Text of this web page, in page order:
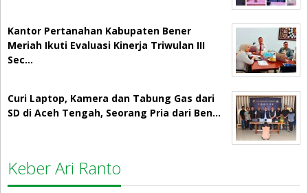
Kantor Pertanahan Kabupaten Bener
Meriah Ikuti Evaluasi Kinerja Triwulan III
Sec…
Curi Laptop, Kamera dan Tabung Gas dari
SD di Aceh Tengah, Seorang Pria dari Ben…
Keber Ari Ranto